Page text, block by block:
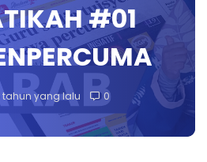
#01
tahun yang lalu 0